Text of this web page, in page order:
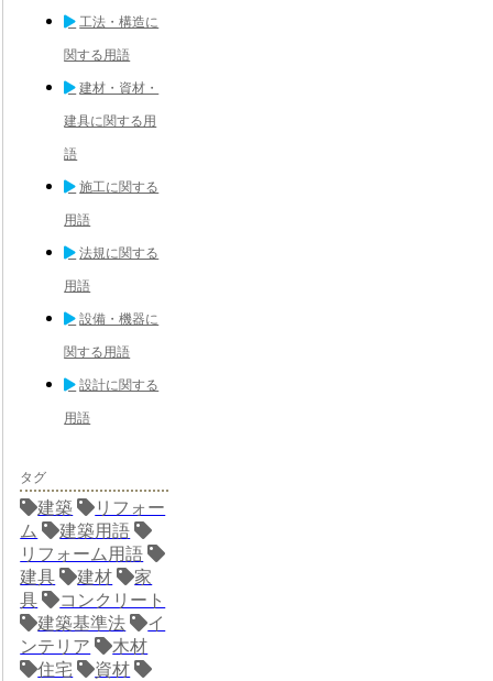
工法・構造に
関する用語
建材・資材・
建具に関する用
語
施工に関する
用語
法規に関する
用語
設備・機器に
関する用語
設計に関する
用語
タグ
建築
リフォー
ム
建築用語
リフォーム用語
建具
建材
家
具
コンクリート
建築基準法
イ
ンテリア
木材
住宅
資材